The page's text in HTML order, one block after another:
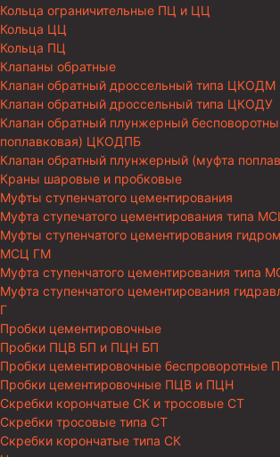
Кольца ограничительные ПЦ и ЦЦ
Кольца ЦЦ
Кольца ПЦ
Клапаны обратные
Клапан обратный дроссельный типа ЦКОДМ
Клапан обратный дроссельный типа ЦКОДУ
Клапан обратный плунжерный
поплавковая) ЦКОДПБ
Клапан обратный плунжерный (муфта
Краны шаровые и пробковые
Муфты ступенчатого цементирования
Муфта ступечатого цементирования типа
Муфты ступенчатого цементирования
МСЦ ГМ
Муфта ступенчатого цементирования типа
Муфта ступенчатого цементирования
Г
Пробки цементировочные
Пробки ПЦВ БП и ПЦН БП
Пробки цементировочные
Пробки цементировочные ПЦВ и ПЦН
Скребки корончатые СК и тросовые СТ
Скребки тросовые типа СТ
Скребки корончатые типа СК